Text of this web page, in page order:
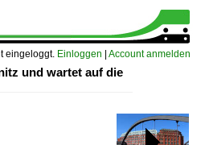
eingeloggt. Einloggen Account anmelden
und wartet auf die